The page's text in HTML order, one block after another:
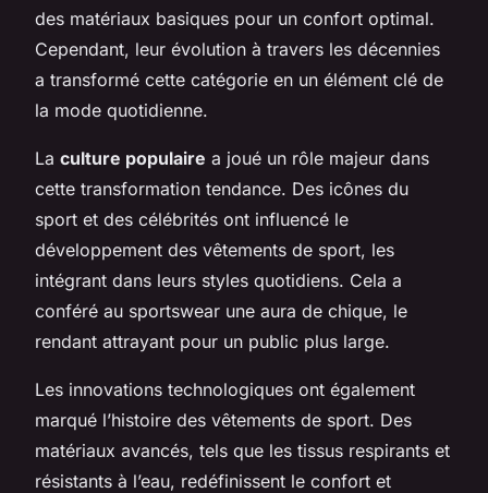
des matériaux basiques pour un confort optimal.
Cependant, leur évolution à travers les décennies
a transformé cette catégorie en un élément clé de
la mode quotidienne.
La culture populaire a joué un rôle majeur dans
cette transformation tendance. Des icônes du
sport et des célébrités ont influencé le
développement des vêtements de sport, les
intégrant dans leurs styles quotidiens. Cela a
conféré au sportswear une aura de chique, le
rendant attrayant pour un public plus large.
Les innovations technologiques ont également
marqué l’histoire des vêtements de sport. Des
matériaux avancés, tels que les tissus respirants et
résistants à l’eau, redéfinissent le confort et